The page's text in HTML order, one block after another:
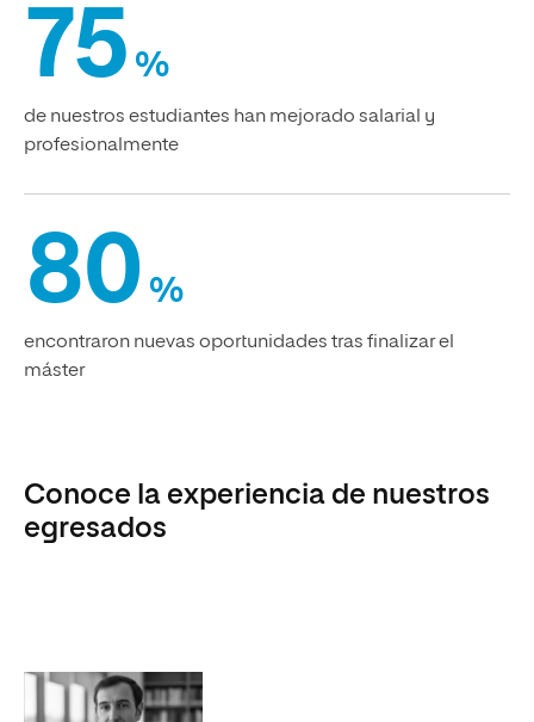
75 %
de nuestros estudiantes han mejorado salarial y
profesionalmente
80 %
encontraron nuevas oportunidades tras finalizar el
máster
Conoce la experiencia de nuestros
egresados